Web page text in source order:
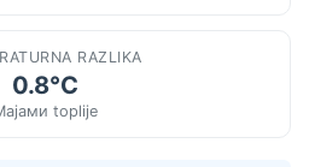
RAZLIKA
0.8°C
toplije